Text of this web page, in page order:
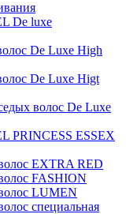
De luxe
De Luxe High
De Luxe Higt
волос De Luxe
PRINCESS ESSEX
EXTRA RED
FASHION
LUMEN
специальная